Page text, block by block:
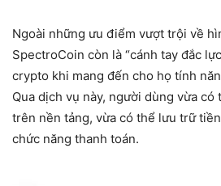
Ngoài những ưu điểm vượt trội về
SpectroCoin còn là “cánh tay đắc
crypto khi mang đến cho họ tính
Qua dịch vụ này, người dùng vừa
trên nền tảng, vừa có thể lưu trữ
chức năng thanh toán.